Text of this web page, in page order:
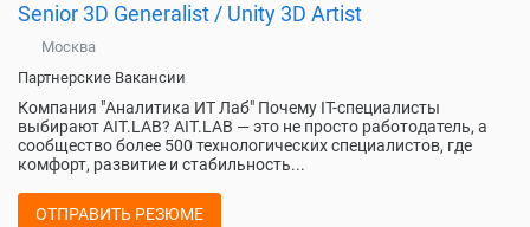
Senior 3D Generalist / Unity 3D Artist
Москва
Партнерские Вакансии
Компания "Аналитика ИТ Лаб" Почему IT-специалисты
выбирают AIT.LAB? AIT.LAB — это не просто работодатель, а
сообщество более 500 технологических специалистов, где
комфорт, развитие и стабильность...
ОТПРАВИТЬ РЕЗЮМЕ